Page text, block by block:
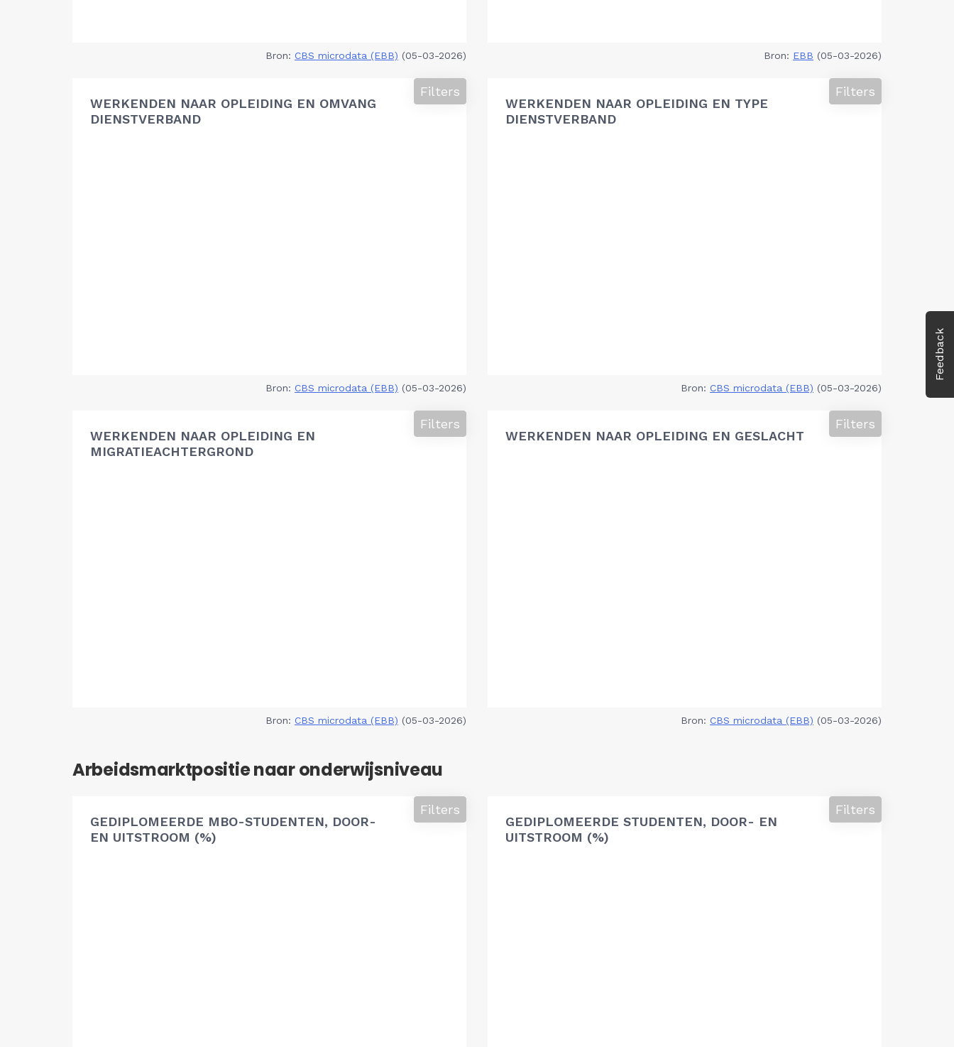
Feedback
Bron: CBS microdata (EBB) (05-03-2026) Bron: EBB (05-03-2026)
WERKENDEN NAAR OPLEIDING EN OMVANG
DIENSTVERBAND
Filters
Bron: CBS microdata (EBB) (05-03-2026)
WERKENDEN NAAR OPLEIDING EN TYPE
DIENSTVERBAND
Filters
Bron: CBS microdata (EBB) (05-03-2026)
WERKENDEN NAAR OPLEIDING EN
MIGRATIEACHTERGROND
Filters
Bron: CBS microdata (EBB) (05-03-2026)
WERKENDEN NAAR OPLEIDING EN GESLACHT
Filters
Bron: CBS microdata (EBB) (05-03-2026)
Arbeidsmarktpositie naar onderwijsniveau
GEDIPLOMEERDE MBO-STUDENTEN, DOOR-
EN UITSTROOM (%)
Filters
GEDIPLOMEERDE STUDENTEN, DOOR- EN
UITSTROOM (%)
Filters